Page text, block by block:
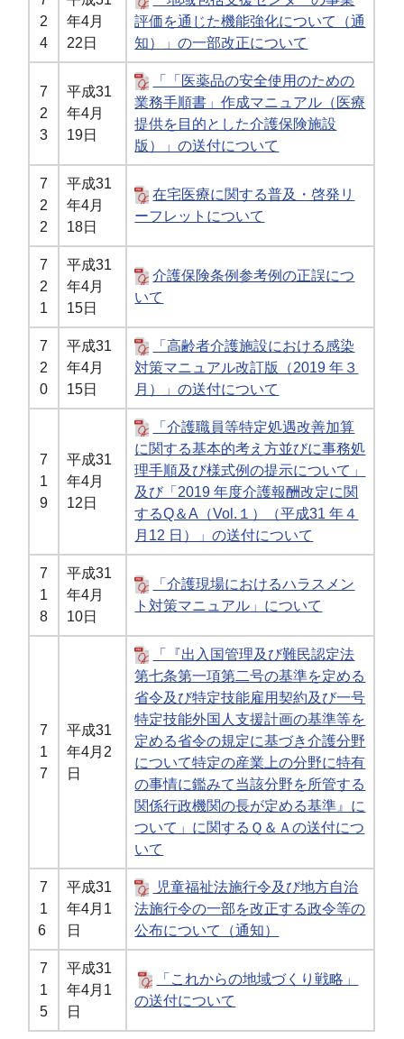
2
4
年4月
22日
評価を通じた機能強化について（通
知）」の一部改正について
7
2
3
平成31
年4月
19日
「「医薬品の安全使用のための
業務手順書」作成マニュアル（医療
提供を目的とした介護保険施設
版）」の送付について
7
2
2
平成31
年4月
18日
在宅医療に関する普及・啓発リ
ーフレットについて
7
2
1
平成31
年4月
15日
介護保険条例参考例の正誤につ
いて
7
2
0
平成31
年4月
15日
「高齢者介護施設における感染
対策マニュアル改訂版（2019 年３
月）」の送付について
7
1
9
平成31
年4月
12日
「介護職員等特定処遇改善加算
に関する基本的考え方並びに事務処
理手順及び様式例の提示について」
及び「2019 年度介護報酬改定に関
するQ＆A（Vol.１）（平成31 年４
月12 日）」の送付について
7
1
8
平成31
年4月
10日
「介護現場におけるハラスメン
ト対策マニュアル」について
7
1
7
平成31
年4月2
日
「『出入国管理及び難民認定法
第七条第一項第二号の基準を定める
省令及び特定技能雇用契約及び一号
特定技能外国人支援計画の基準等を
定める省令の規定に基づき介護分野
について特定の産業上の分野に特有
の事情に鑑みて当該分野を所管する
関係行政機関の長が定める基準』に
ついて」に関するＱ＆Ａの送付につ
いて
7
1
6
平成31
年4月1
日
児童福祉法施行令及び地方自治
法施行令の一部を改正する政令等の
公布について（通知）
7
1
5
平成31
年4月1
日
「これからの地域づくり戦略」
の送付について